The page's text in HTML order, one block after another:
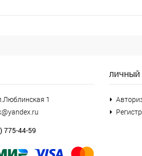
1
775-44-59
ЛИЧНЫЙ